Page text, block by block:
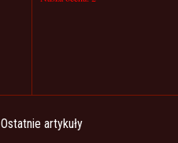
Ostatnie artykuły